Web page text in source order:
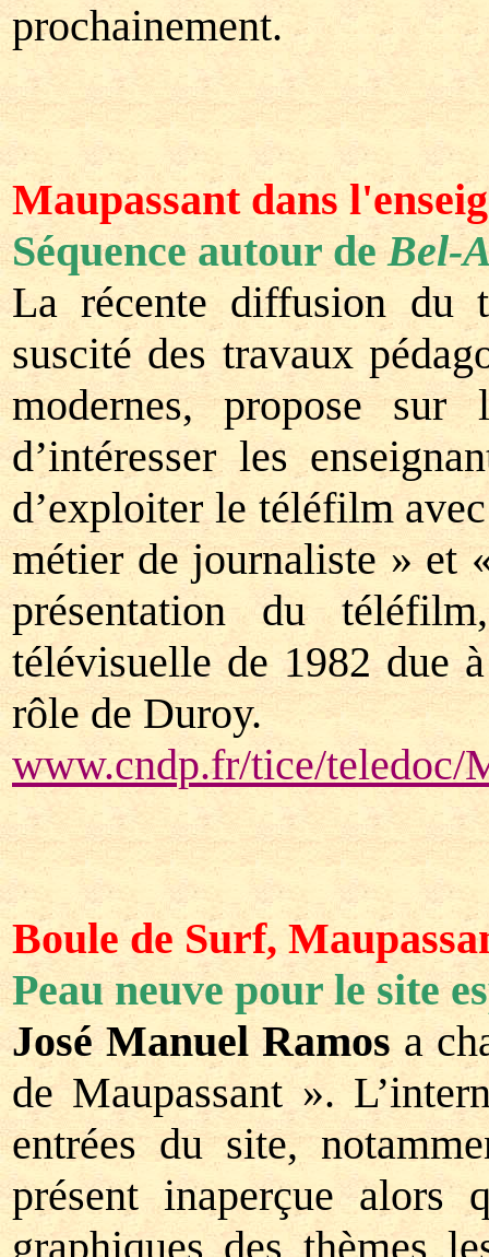
prochainement.
Maupassant dans
Séquence autour deBel-
La récente diffusion
suscité des travaux
modernes, propose
d’intéresser les
d’exploiter le téléfilm
métier de journaliste » et
présentation du
télévisuelle de 1982 due
rôle de Duroy.
www.cndp.fr/tice/teledoc/
Boule de Surf,
Peau neuve pour le site
José Manuel Ramos a
de Maupassant ».
entrées du site,
présent inaperçue alors
graphiques des thèmes